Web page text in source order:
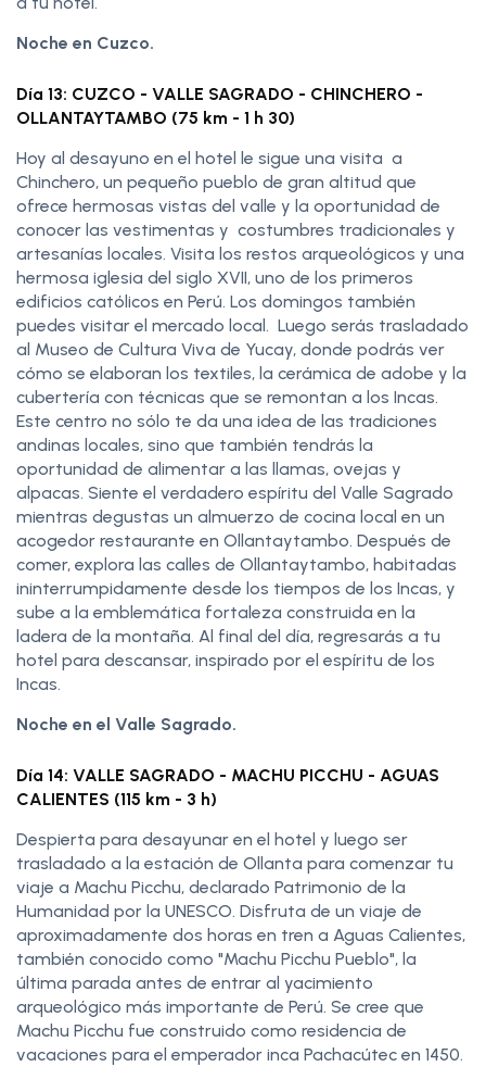
Noche en Cuzco.
Día 13: CUZCO - VALLE SAGRADO - CHINCHERO -
OLLANTAYTAMBO (75 km - 1 h 30)
Hoy al desayuno en el hotel le sigue una visita a
Chinchero, un pequeño pueblo de gran altitud que
ofrece hermosas vistas del valle y la oportunidad de
conocer las vestimentas y costumbres tradicionales y
artesanías locales. Visita los restos arqueológicos y una
hermosa iglesia del siglo XVII, uno de los primeros
edificios católicos en Perú. Los domingos también
puedes visitar el mercado local. Luego serás trasladado
al Museo de Cultura Viva de Yucay, donde podrás ver
cómo se elaboran los textiles, la cerámica de adobe y la
cubertería con técnicas que se remontan a los Incas.
Este centro no sólo te da una idea de las tradiciones
andinas locales, sino que también tendrás la
oportunidad de alimentar a las llamas, ovejas y
alpacas. Siente el verdadero espíritu del Valle Sagrado
mientras degustas un almuerzo de cocina local en un
acogedor restaurante en Ollantaytambo. Después de
comer, explora las calles de Ollantaytambo, habitadas
ininterrumpidamente desde los tiempos de los Incas, y
sube a la emblemática fortaleza construida en la
ladera de la montaña. Al final del día, regresarás a tu
hotel para descansar, inspirado por el espíritu de los
Incas.
Noche en el Valle Sagrado.
Día 14: VALLE SAGRADO - MACHU PICCHU - AGUAS
CALIENTES (115 km - 3 h)
Despierta para desayunar en el hotel y luego ser
trasladado a la estación de Ollanta para comenzar tu
viaje a Machu Picchu, declarado Patrimonio de la
Humanidad por la UNESCO. Disfruta de un viaje de
aproximadamente dos horas en tren a Aguas Calientes,
también conocido como "Machu Picchu Pueblo", la
última parada antes de entrar al yacimiento
arqueológico más importante de Perú. Se cree que
Machu Picchu fue construido como residencia de
vacaciones para el emperador inca Pachacútec en 1450.